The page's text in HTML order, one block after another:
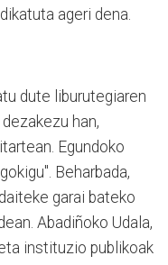
ageri dena.
dute liburutegiaren
han,
Egundoko
Beharbada,
garai bateko
Abadiñoko Udala,
instituzio publikoak